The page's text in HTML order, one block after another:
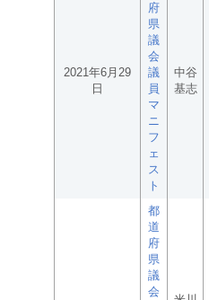
2021年6月29
日
府
県
議
会
議
員
マ
ニ
フ
ェ
ス
ト
中谷
基志
都
道
府
県
議
会